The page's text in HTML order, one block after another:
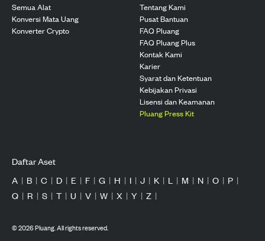
Semua Alat
Konversi Mata Uang
Konverter Crypto
Tentang Kami
Pusat Bantuan
FAQ Pluang
FAQ Pluang Plus
Kontak Kami
Karier
Syarat dan Ketentuan
Kebijakan Privasi
Lisensi dan Keamanan
Pluang Press Kit
Daftar Aset
A | B | C | D | E | F | G | H | I | J | K | L | M | N | O | P |
Q | R | S | T | U | V | W | X | Y | Z |
©2026Pluang. All rights reserved.